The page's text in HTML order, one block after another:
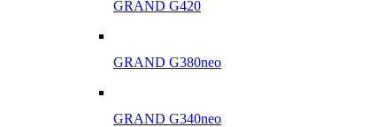
GRAND G420
GRAND G380neo
GRAND G340neo